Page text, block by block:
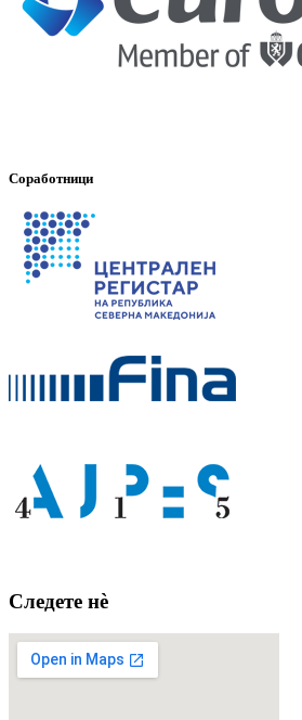
Соработници
Следете нè